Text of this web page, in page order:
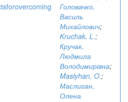
Головачко,
Василь
Михайлович;
Kruchak, L.;
Кручак,
Людмила
Володимирівна;
Maslyhan, O.;
Маслиган,
Олена